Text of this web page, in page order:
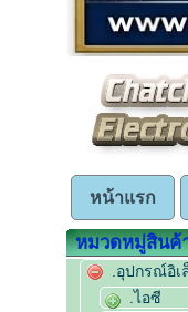
หน้าแรก
หมวดหมู่สินค้
.อุปกรณ์อิ
.ไอซี